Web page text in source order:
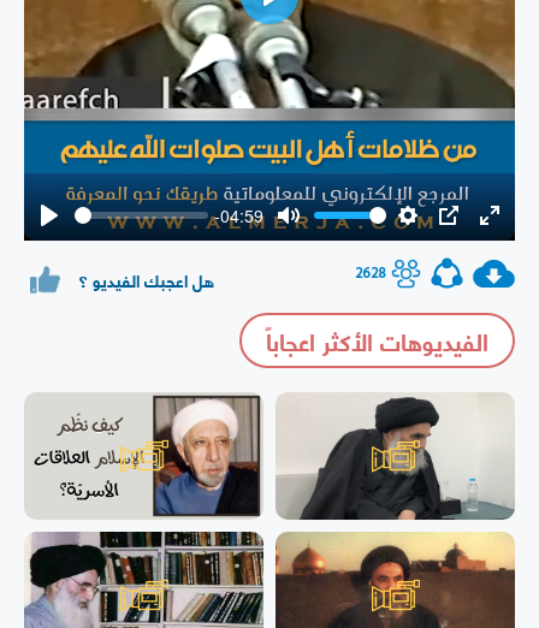
Play
-04:59
Mute
Settings
PIP Enter
Play
2628 هل اعجبك الفيديو ؟
الفيديوهات الأكثر اعجاباً